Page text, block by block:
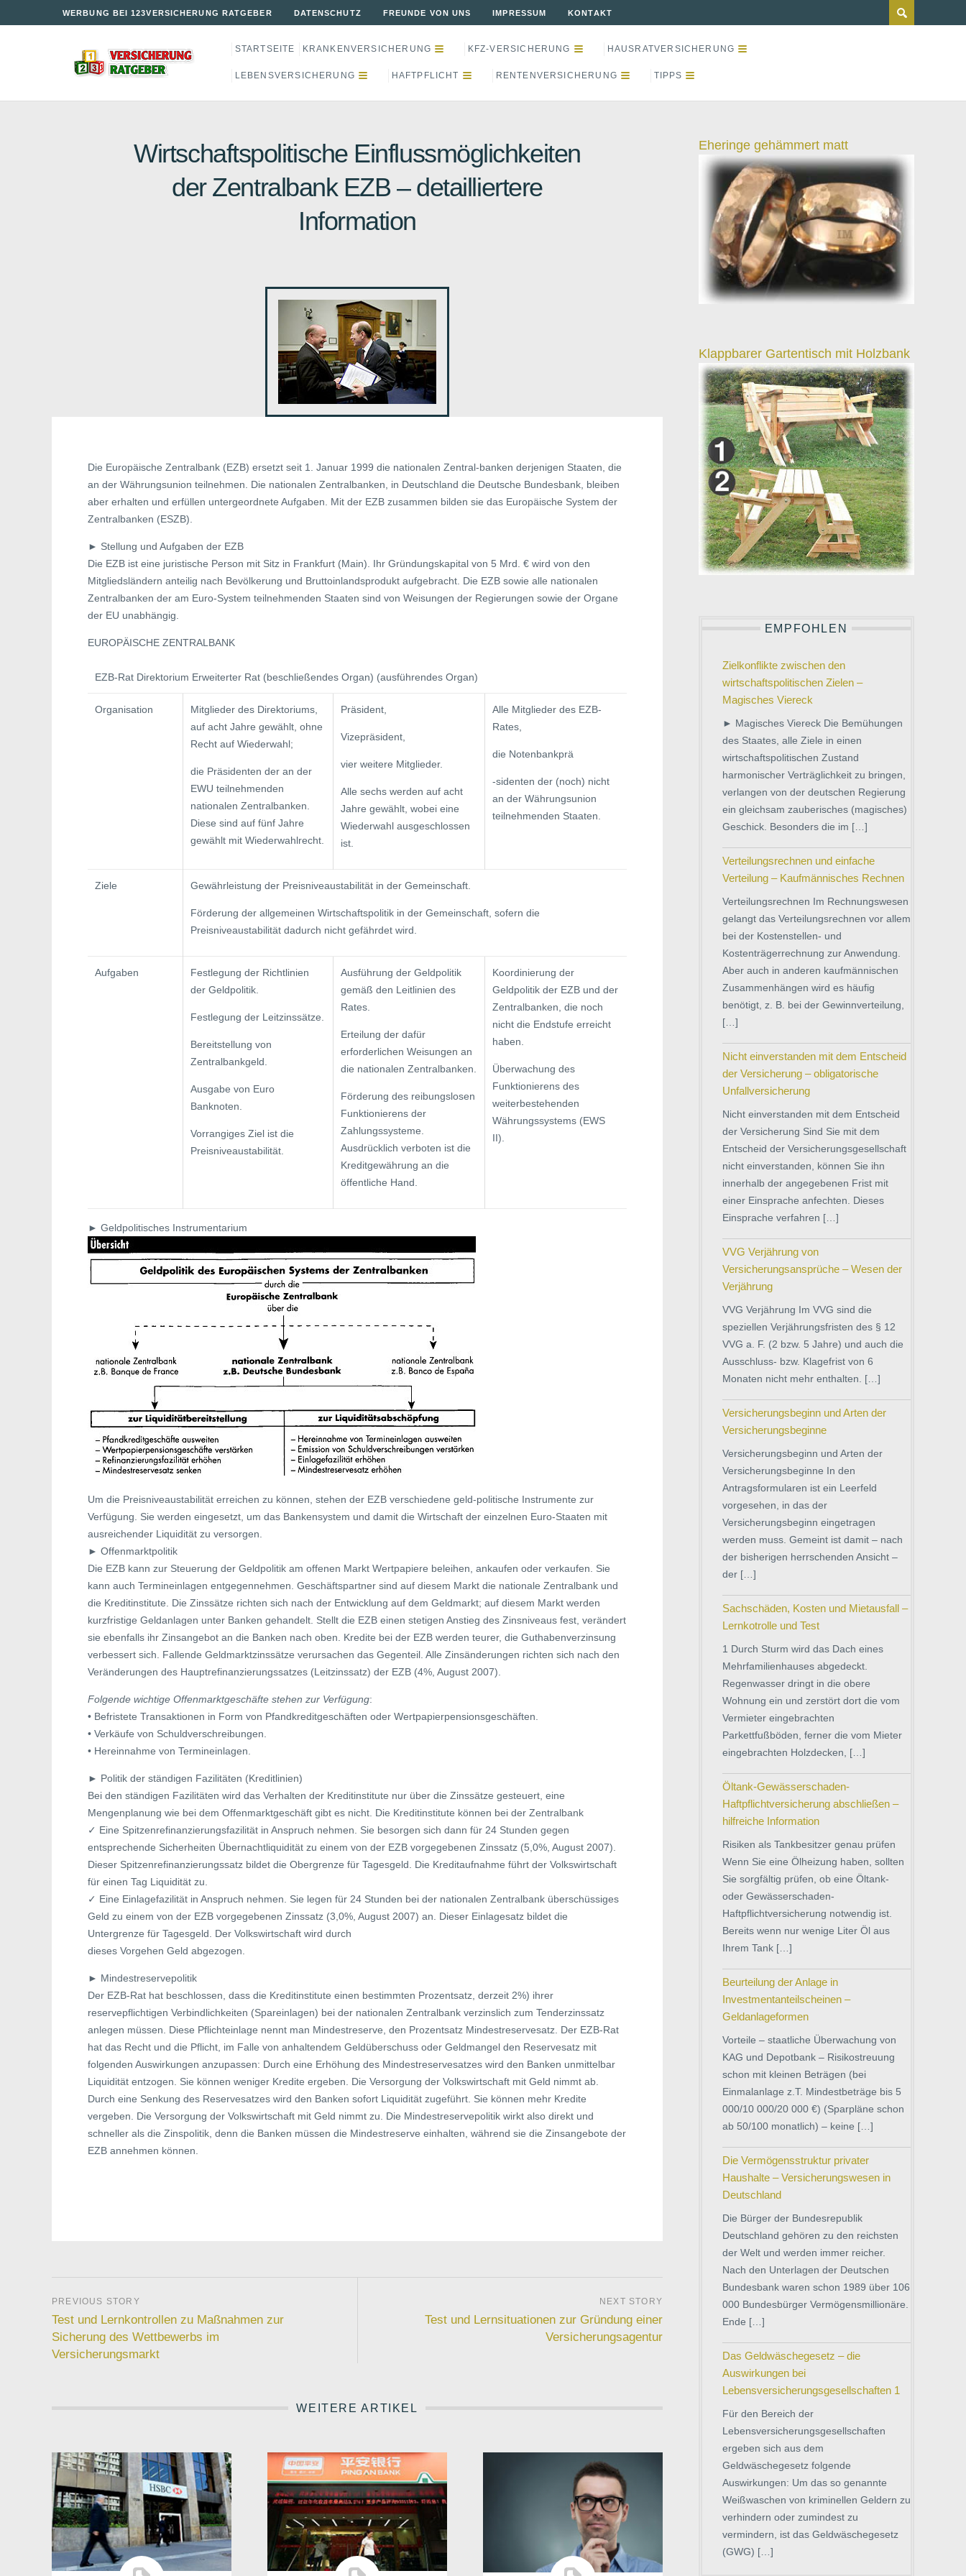
WERBUNG BEI 123VERSICHERUNG RATGEBER DATENSCHUTZ FREUNDE VON UNS IMPRESSUM KONTAKT
STARTSEITE KRANKENVERSICHERUNG KFZ-VERSICHERUNG HAUSRATVERSICHERUNG
LEBENSVERSICHERUNG HAFTPFLICHT RENTENVERSICHERUNG TIPPS
Wirtschaftspolitische Einflussmöglichkeiten
der Zentralbank EZB – detailliertere
Information
Die Europäische Zentralbank (EZB) ersetzt seit 1. Januar 1999 die nationalen Zentral-banken derjenigen Staaten, die
an der Währungsunion teilnehmen. Die nationalen Zentralbanken, in Deutschland die Deutsche Bundesbank, bleiben
aber erhalten und erfüllen untergeordnete Aufgaben. Mit der EZB zusammen bilden sie das Europäische System der
Zentralbanken (ESZB).
► Stellung und Aufgaben der EZB
Die EZB ist eine juristische Person mit Sitz in Frankfurt (Main). Ihr Gründungskapital von 5 Mrd. € wird von den
Mitgliedsländern anteilig nach Bevölkerung und Bruttoinlandsprodukt aufgebracht. Die EZB sowie alle nationalen
Zentralbanken der am Euro-System teilnehmenden Staaten sind von Weisungen der Regierungen sowie der Organe
der EU unabhängig.
EUROPÄISCHE ZENTRALBANK
EZB-Rat Direktorium Erweiterter Rat (beschließendes Organ) (ausführendes Organ)
Organisation
Mitglieder des Direktoriums,
auf acht Jahre gewählt, ohne
Recht auf Wieder­wahl;
die Präsidenten der an der
EWU teilneh­menden
nationalen Zentralbanken.
Diese sind auf fünf Jahre
gewählt mit Wiederwahlrecht.
Präsident,
Vizepräsident,
vier weitere Mit­glieder.
Alle sechs werden auf acht
Jahre gewählt, wobei eine
Wieder­wahl ausgeschlossen
ist.
Alle Mitglieder des EZB-
Rates,
die Notenbankprä
-sidenten der (noch) nicht
an der Wäh­rungsunion
teilneh­menden Staaten.
Ziele Gewährleistung der Preisniveaustabilität in der Gemeinschaft.
Förderung der allgemeinen Wirtschaftspolitik in der Gemeinschaft, sofern die
Preisniveaustabilität dadurch nicht gefährdet wird.
Aufgaben
Festlegung der Richtlinien
der Geldpolitik.
Festlegung der Leitzinssätze.
Bereitstellung von
Zentralbankgeld.
Ausgabe von Euro
Banknoten.
Vorrangiges Ziel ist die
Preisniveausta­bilität.
Ausführung der Geldpolitik
gemäß den Leitlinien des
Rates.
Erteilung der dafür
erforderlichen Wei­sungen an
die natio­nalen Zentralbanken.
Förderung des reibungslosen
Funktionierens der
Zahlungssysteme.
Ausdrücklich verboten ist die
Kreditgewährung an die
öffentliche Hand.
Koordinierung der
Geldpolitik der EZB und der
Zentralban­ken, die noch
nicht die Endstufe erreicht
haben.
Überwachung des
Funktionierens des
weiterbestehenden
Währungssystems (EWS
II).
► Geldpolitisches Instrumentarium
Um die Preisniveaustabilität erreichen zu können, stehen der EZB verschiedene geld-politische Instrumente zur
Verfügung. Sie werden eingesetzt, um das Bankensystem und damit die Wirtschaft der einzelnen Euro-Staaten mit
ausreichender Liquidität zu versorgen.
► Offenmarktpolitik
Die EZB kann zur Steuerung der Geldpolitik am offenen Markt Wertpapiere beleihen, ankaufen oder verkaufen. Sie
kann auch Termineinlagen entgegennehmen. Geschäftspartner sind auf diesem Markt die nationale Zentralbank und
die Kreditinstitute. Die Zinssätze richten sich nach der Entwicklung auf dem Geldmarkt; auf diesem Markt werden
kurzfristige Geldanlagen unter Banken gehandelt. Stellt die EZB einen stetigen Anstieg des Zinsniveaus fest, verändert
sie ebenfalls ihr Zinsangebot an die Banken nach oben. Kredite bei der EZB werden teurer, die Guthabenverzinsung
verbessert sich. Fallende Geldmarktzinssätze verursachen das Gegenteil. Alle Zinsänderungen richten sich nach den
Veränderungen des Hauptrefinanzierungssatzes (Leitzinssatz) der EZB (4%, August 2007).
Folgende wichtige Offenmarktgeschäfte stehen zur Verfügung:
• Befristete Transaktionen in Form von Pfandkreditgeschäften oder Wertpapierpensionsgeschäften.
• Verkäufe von Schuldverschreibungen.
• Hereinnahme von Termineinlagen.
► Politik der ständigen Fazilitäten (Kreditlinien)
Bei den ständigen Fazilitäten wird das Verhalten der Kreditinstitute nur über die Zinssätze gesteuert, eine
Mengenplanung wie bei dem Offenmarktgeschäft gibt es nicht. Die Kreditinstitute können bei der Zentralbank
✓ Eine Spitzenrefinanzierungsfazilität in Anspruch nehmen. Sie besorgen sich dann für 24 Stunden gegen
entsprechende Sicherheiten Übernachtliquidität zu einem von der EZB vorgegebenen Zinssatz (5,0%, August 2007).
Dieser Spitzenrefinanzierungssatz bildet die Obergrenze für Tagesgeld. Die Kreditaufnahme führt der Volkswirtschaft
für einen Tag Liquidität zu.
✓ Eine Einlagefazilität in Anspruch nehmen. Sie legen für 24 Stunden bei der nationalen Zentralbank überschüssiges
Geld zu einem von der EZB vorgegebenen Zinssatz (3,0%, August 2007) an. Dieser Einlagesatz bildet die
Untergrenze für Tagesgeld. Der Volkswirtschaft wird durch
dieses Vorgehen Geld abgezogen.
► Mindestreservepolitik
Der EZB-Rat hat beschlossen, dass die Kreditinstitute einen bestimmten Prozentsatz, derzeit 2%) ihrer
reservepflichtigen Verbindlichkeiten (Spareinlagen) bei der nationalen Zentralbank verzinslich zum Tenderzinssatz
anlegen müssen. Diese Pflichteinlage nennt man Mindestreserve, den Prozentsatz Mindestreservesatz. Der EZB-Rat
hat das Recht und die Pflicht, im Falle von anhaltendem Geldüberschuss oder Geldmangel den Reservesatz mit
folgenden Auswirkungen anzupassen: Durch eine Erhöhung des Mindestreservesatzes wird den Banken unmittelbar
Liquidität entzogen. Sie können weniger Kredite ergeben. Die Versorgung der Volkswirtschaft mit Geld nimmt ab.
Durch eine Senkung des Reservesatzes wird den Banken sofort Liquidität zugeführt. Sie können mehr Kredite
vergeben. Die Versorgung der Volkswirtschaft mit Geld nimmt zu. Die Mindestreservepolitik wirkt also direkt und
schneller als die Zinspolitik, denn die Banken müssen die Mindestreserve einhalten, während sie die Zinsangebote der
EZB annehmen können.
Test und Lernkontrollen zu Maßnahmen zur
Sicherung des Wettbewerbs im
Versicherungsmarkt
Test und Lernsituationen zur Gründung einer
Versicherungsagentur
WEITERE ARTIKEL
Eheringe gehämmert matt
Klappbarer Gartentisch mit Holzbank
EMPFOHLEN
Zielkonflikte zwischen den
wirtschaftspolitischen Zielen –
Magisches Viereck
► Magisches Viereck Die Bemühungen
des Staates, alle Ziele in einen
wirtschaftspolitischen Zustand
harmonischer Verträglichkeit zu bringen,
verlangen von der deutschen Regierung
ein gleichsam zauberisches (magisches)
Geschick. Besonders die im […]
Verteilungsrechnen und einfache
Verteilung – Kaufmännisches Rechnen
Verteilungsrechnen Im Rechnungswesen
gelangt das Verteilungsrechnen vor allem
bei der Kostenstellen- und
Kostenträgerrechnung zur Anwendung.
Aber auch in anderen kaufmännischen
Zusammenhängen wird es häufig
benötigt, z. B. bei der Gewinnverteilung,
[…]
Nicht einverstanden mit dem Entscheid
der Versicherung – obligatorische
Unfallversicherung
Nicht einverstanden mit dem Entscheid
der Versicherung Sind Sie mit dem
Entscheid der Versicherungsgesellschaft
nicht einverstanden, können Sie ihn
innerhalb der angegebenen Frist mit
einer Einsprache anfechten. Dieses
Einsprache verfahren […]
VVG Verjährung von
Versicherungsansprüche – Wesen der
Verjährung
VVG Verjährung Im VVG sind die
speziellen Verjährungsfristen des § 12
VVG a. F. (2 bzw. 5 Jahre) und auch die
Ausschluss- bzw. Klagefrist von 6
Monaten nicht mehr enthalten. […]
Versicherungsbeginn und Arten der
Versicherungsbeginne
Versicherungsbeginn und Arten der
Versicherungsbeginne In den
Antragsformularen ist ein Leerfeld
vorgesehen, in das der
Versicherungsbeginn eingetragen
werden muss. Gemeint ist damit – nach
der bisherigen herrschenden Ansicht –
der […]
Sachschäden, Kosten und Mietausfall –
Lernkotrolle und Test
1 Durch Sturm wird das Dach eines
Mehrfamilienhauses abgedeckt.
Regenwasser dringt in die obere
Wohnung ein und zerstört dort die vom
Vermieter eingebrachten
Parkettfußböden, ferner die vom Mieter
eingebrachten Holzdecken, […]
Öltank-Gewässerschaden-
Haftpflichtversicherung abschließen –
hilfreiche Information
Risiken als Tankbesitzer genau prüfen
Wenn Sie eine Ölheizung haben, sollten
Sie sorgfältig prüfen, ob eine Öltank-
oder Gewässerschaden-
Haftpflichtversicherung notwendig ist.
Bereits wenn nur wenige Liter Öl aus
Ihrem Tank […]
Beurteilung der Anlage in
Investmentanteilscheinen –
Geldanlageformen
Vorteile – staatliche Überwachung von
KAG und Depotbank – Risikostreuung
schon mit kleinen Beträgen (bei
Einmalanlage z.T. Mindestbeträge bis 5
000/10 000/20 000 €) (Sparpläne schon
ab 50/100 monatlich) – keine […]
Die Vermögensstruktur privater
Haushalte – Versicherungswesen in
Deutschland
Die Bürger der Bundesrepublik
Deutschland gehören zu den reichsten
der Welt und werden immer reicher.
Nach den Unterlagen der Deutschen
Bundesbank waren schon 1989 über 106
000 Bundesbürger Vermögensmillionäre.
Ende […]
Das Geldwäschegesetz – die
Auswirkungen bei
Lebensversicherungsgesellschaften 1
Für den Bereich der
Lebensversicherungsgesellschaften
ergeben sich aus dem
Geldwäschegesetz folgende
Auswirkungen: Um das so genannte
Weißwaschen von kriminellen Geldern zu
verhindern oder zumindest zu
vermindern, ist das Geldwäschegesetz
(GWG) […]